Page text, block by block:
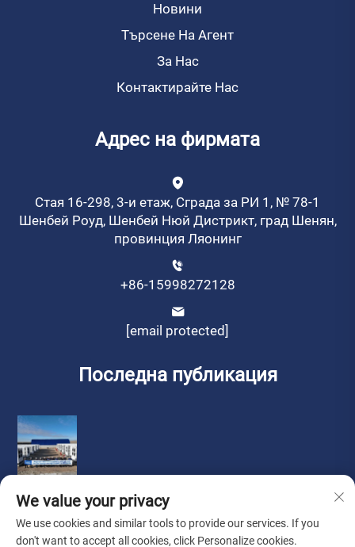
Новини
Търсене На Агент
За Нас
Контактирайте Нас
Адрес на фирмата
Стая 16-298, 3-и етаж, Сграда за РИ 1, № 78-1
Шенбей Роуд, Шенбей Нюй Дистрикт, град Шенян,
провинция Ляонинг
+86-15998272128
[email protected]
Последна публикация
We value your privacy
We use cookies and similar tools to provide our services. If you
don't want to accept all cookies, click Personalize cookies.